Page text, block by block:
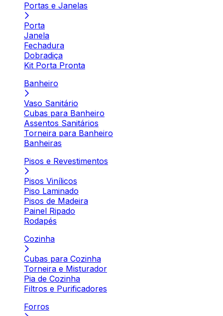
Portas e Janelas
Porta
Janela
Fechadura
Dobradiça
Kit Porta Pronta
Banheiro
Vaso Sanitário
Cubas para Banheiro
Assentos Sanitários
Torneira para Banheiro
Banheiras
Pisos e Revestimentos
Pisos Vinílicos
Piso Laminado
Pisos de Madeira
Painel Ripado
Rodapés
Cozinha
Cubas para Cozinha
Torneira e Misturador
Pia de Cozinha
Filtros e Purificadores
Forros